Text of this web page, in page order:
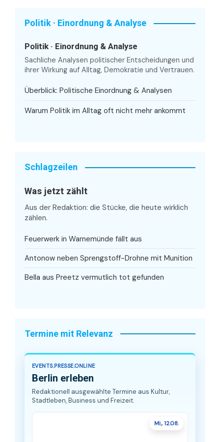
Politik · Einordnung & Analyse
Politik · Einordnung & Analyse
Sachliche Analysen politischer Entscheidungen und
ihrer Wirkung auf Alltag, Demokratie und Vertrauen.
Überblick: Politische Einordnung & Analysen
Warum Politik im Alltag oft nicht mehr ankommt
Schlagzeilen
Was jetzt zählt
Aus der Redaktion: die Stücke, die heute wirklich
zählen.
Feuerwerk in Warnemünde fällt aus
Antonow neben Sprengstoff-Drohne mit Munition
Bella aus Preetz vermutlich tot gefunden
Termine mit Relevanz
EVENTS.PRESSE.ONLINE
Berlin erleben
Redaktionell ausgewählte Termine aus Kultur,
Stadtleben, Business und Freizeit.
Mi., 12.08.